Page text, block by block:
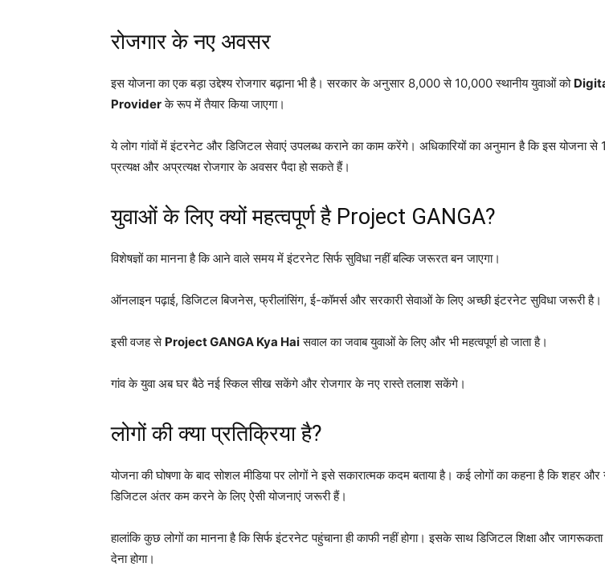
रोजगार के नए अवसर
इस योजना का एक बड़ा उद्देश्य रोजगार बढ़ाना भी है। सरकार के अनुसार 8,000 से 10,000 स्थानीय युवाओं को
Providerके रूप में तैयार किया जाएगा।
ये लोग गांवों में इंटरनेट और डिजिटल सेवाएं उपलब्ध कराने का काम करेंगे। अधिकारियों का अनुमान है कि इस योजना से
प्रत्यक्ष और अप्रत्यक्ष रोजगार के अवसर पैदा हो सकते हैं।
युवाओं के लिए क्यों महत्वपूर्ण है Project GANGA?
विशेषज्ञों का मानना है कि आने वाले समय में इंटरनेट सिर्फ सुविधा नहीं बल्कि जरूरत बन जाएगा।
ऑनलाइन पढ़ाई, डिजिटल बिजनेस, फ्रीलांसिंग, ई-कॉमर्स और सरकारी सेवाओं के लिए अच्छी इंटरनेट सुविधा जरूरी है।
इसी वजह से Project GANGA Kya Haiसवाल का जवाब युवाओं के लिए और भी महत्वपूर्ण हो जाता है।
गांव के युवा अब घर बैठे नई स्किल सीख सकेंगे और रोजगार के नए रास्ते तलाश सकेंगे।
लोगों की क्या प्रतिक्रिया है?
योजना की घोषणा के बाद सोशल मीडिया पर लोगों ने इसे सकारात्मक कदम बताया है। कई लोगों का कहना है कि शहर और
डिजिटल अंतर कम करने के लिए ऐसी योजनाएं जरूरी हैं।
हालांकि कुछ लोगों का मानना है कि सिर्फ इंटरनेट पहुंचाना ही काफी नहीं होगा। इसके साथ डिजिटल शिक्षा और जागरूकता
देना होगा।